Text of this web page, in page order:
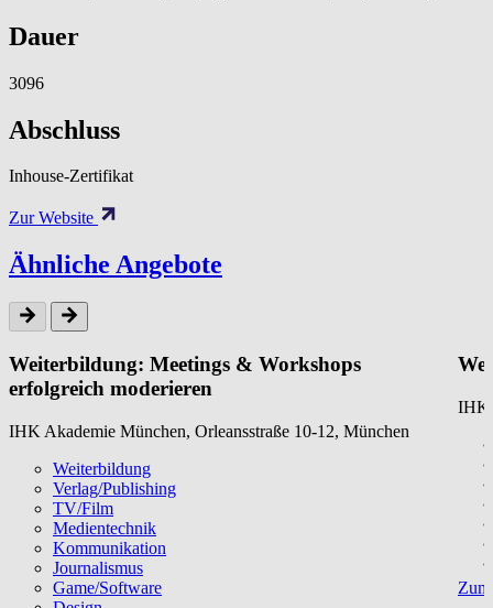
Dauer
3096
Abschluss
Inhouse-Zertifikat
Zur Website
Ähnliche Angebote
Weiterbildung: Meetings & Workshops
erfolgreich moderieren
IHK Akademie München, Orleansstraße 10-12, München
Weiterbildung
Verlag/Publishing
TV/Film
Medientechnik
Kommunikation
Journalismus
Game/Software
IHK